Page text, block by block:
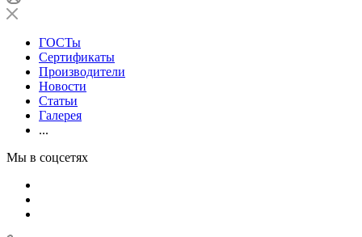
ГОСТы
Сертификаты
Производители
Новости
Статьи
Галерея
...
Мы в соцсетях